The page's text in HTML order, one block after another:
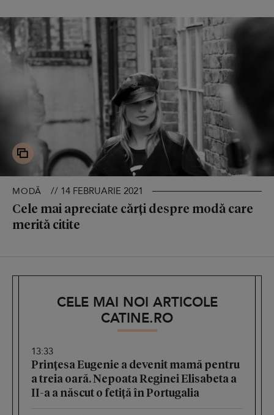
MODĂ // 14 FEBRUARIE 2021
Cele mai apreciate cărți despre modă care
merită citite
CELE MAI NOI ARTICOLE
CATINE.RO
13:33
Prințesa Eugenie a devenit mamă pentru
a treia oară. Nepoata Reginei Elisabeta a
II-a a născut o fetiță în Portugalia